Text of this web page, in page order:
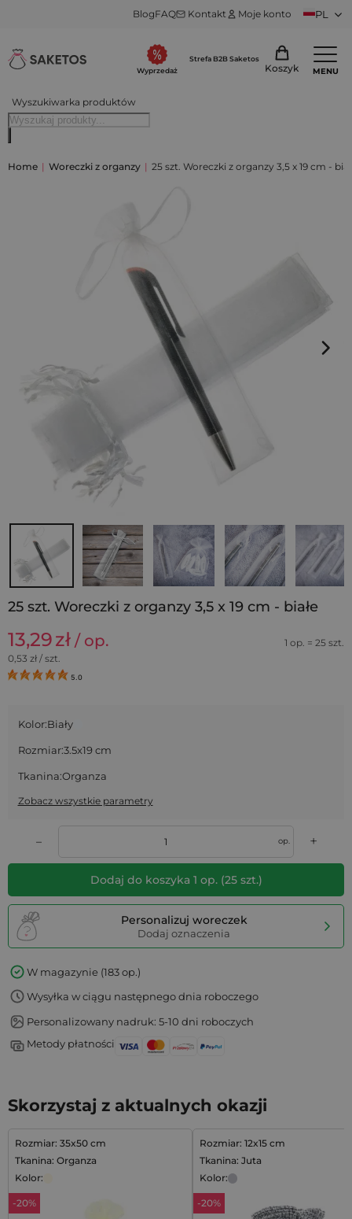
BlogFAQ Kontakt Moje konto PL
Wyszukiwarka produktów
Wyprzedaż
Strefa B2B Saketos
Koszyk MENU
Home | Woreczki z organzy | 25 szt. Woreczki z organzy 3,5 x 19 cm -
25 szt. Woreczki z organzy 3,5 x 19 cm - białe
13,29zł / op.
1 op. = 25 szt.
0,53 zł / szt.
5.0
Kolor:Biały
Rozmiar:3.5x19 cm
Tkanina:Organza
Zobacz wszystkie parametry
– op. +
Dodaj do koszyka 1 op. (25szt.)
Personalizuj woreczek
Dodaj oznaczenia
W magazynie (183 op.)
Wysyłka w ciągu następnego dnia roboczego
Personalizowany nadruk: 5-10 dni roboczych
Metody płatności
Skorzystaj z aktualnych okazji
Rozmiar: 35x50 cm
Tkanina: Organza
Kolor:
-20%
Rozmiar: 12x15 cm
Tkanina: Juta
Kolor:
-20%